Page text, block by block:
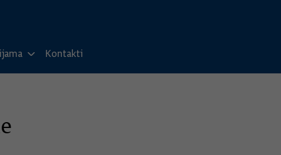
Kontakti